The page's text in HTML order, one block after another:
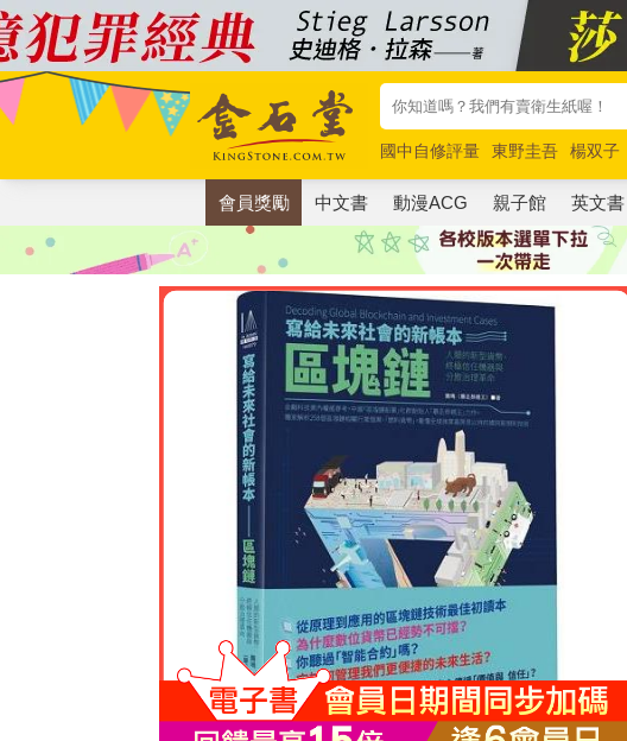
國中自修評量 東野圭吾 楊双子
唯紅花綻放
奧德賽 路邊攤新作
會員獎勵 中文書 動漫ACG 親子館 英文書